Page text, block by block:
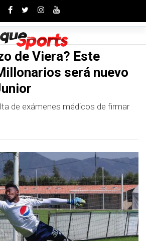
de Viera? Este
será nuevo
de exámenes médicos de firmar